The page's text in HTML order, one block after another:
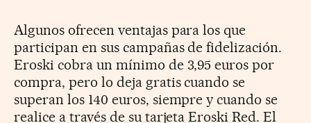
Algunos ofrecen ventajas para los que
participan en sus campañas de fidelización.
Eroski cobra un mínimo de 3,95 euros por
compra, pero lo deja gratis cuando se
superan los 140 euros, siempre y cuando se
realice a través de su tarjeta Eroski Red. El